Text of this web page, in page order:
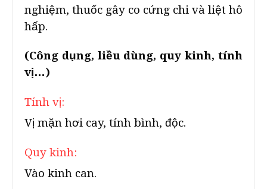
nghiệm, thuốc gây co cứng chi và liệt hô
hấp.
(Công dụng, liều dùng, quy kinh, tính
vị…)
Tính vị:
Vị mặn hơi cay, tính bình, độc.
Quy kinh:
Vào kinh can.